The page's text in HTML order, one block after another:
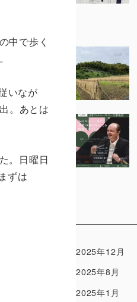
中で歩く
いなが
。あとは
。日曜日
ずは
2025年12月
2025年8月
2025年1月